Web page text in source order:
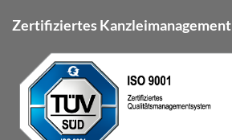
Zertifiziertes Kanzleimanagement